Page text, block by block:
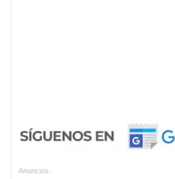
Anuncios.